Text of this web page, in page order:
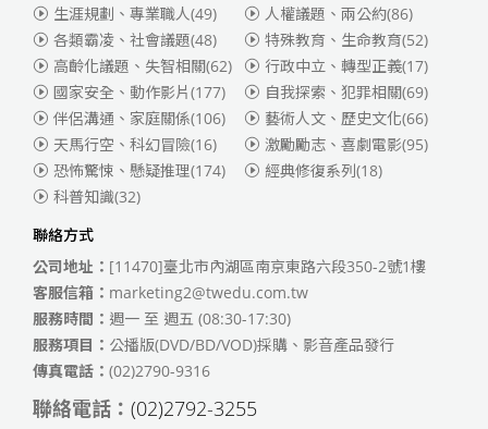
生涯規劃、專業職人(49) 人權議題、兩公約(86)
各類霸凌、社會議題(48) 特殊教育、生命教育(52)
高齡化議題、失智相關(62) 行政中立、轉型正義(17)
國家安全、動作影片(177) 自我探索、犯罪相關(69)
伴侶溝通、家庭關係(106) 藝術人文、歷史文化(66)
天馬行空、科幻冒險(16) 激勵勵志、喜劇電影(95)
恐怖驚悚、懸疑推理(174) 經典修復系列(18)
科普知識(32)
聯絡方式
公司地址： [11470]臺北市內湖區南京東路六段350-2號1樓
客服信箱： marketing2@twedu.com.tw
服務時間： 週一 至 週五 (08:30-17:30)
服務項目： 公播版(DVD/BD/VOD)採購、影音產品發行
傳真電話： (02)2790-9316
聯絡電話： (02)2792-3255